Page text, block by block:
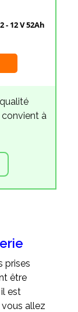
12 V 52Ah
convient à
prises
être
est
vous allez